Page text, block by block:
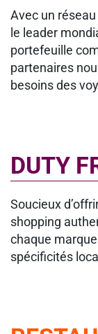
Avec un
le leader
portefeuille
partenaires
besoins des
DUTY
Soucieux
shopping
chaque
spécificités